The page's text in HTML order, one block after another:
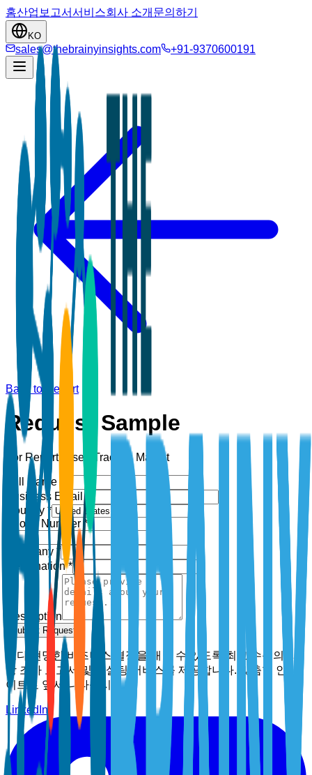
홈산업 보고서서비스회사 소개 문의하기
KO
sales@thebrainyinsights.com +91-9370600191
Back to Report
Request Sample
For Report: Used Tractors Market
Full Name *
Business Email *
Country *
Phone Number *
Company *
Designation *
Description
Submit Request
보다 현명한 비즈니스 결정을 내릴 수 있도록 최고 수준의 시
장 조사 보고서 및 컨설팅 서비스를 제공합니다. 맞춤형 인사
이트로 앞서 나타십시오.
LinkedIn